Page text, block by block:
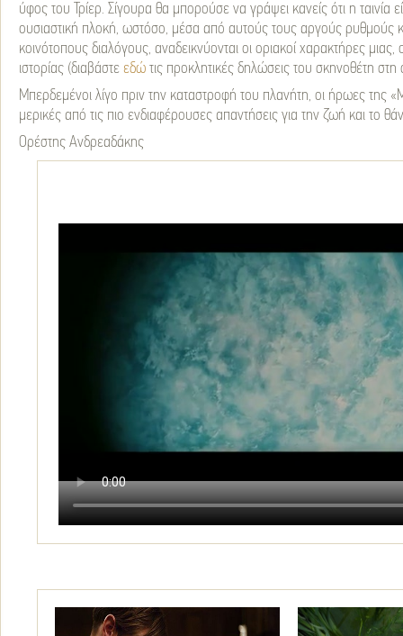
ύφος του Τρίερ. Σίγουρα θα μπορούσε να γράψει κανείς ότι η ταινία
ουσιαστική πλοκή, ωστόσο, μέσα από αυτούς τους αργούς ρυθμούς
κοινότοπους διαλόγους, αναδεικνύονται οι οριακοί χαρακτήρες
ιστορίας (διαβάστε εδώ τις προκλητικές δηλώσεις του σκηνοθέτη
Μπερδεμένοι λίγο πριν την καταστροφή του πλανήτη, οι ήρωες της
μερικές από τις πιο ενδιαφέρουσες απαντήσεις για την ζωή και το
Ορέστης Ανδρεαδάκης